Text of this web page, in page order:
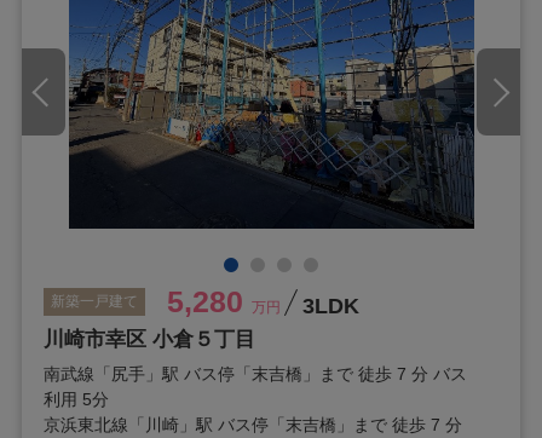
新築一戸建て 5,280 万円 3LDK
川崎市幸区 小倉５丁目
南武線「尻手」駅 バス停「末吉橋」まで 徒歩 7 分 バス
利用 5分
京浜東北線「川崎」駅 バス停「末吉橋」まで 徒歩 7 分